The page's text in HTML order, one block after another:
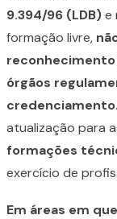
9.394/96 (LDB)e
formação livre,
órgãos
credenciamento
atualização para
formações
exercício de
Em áreas em